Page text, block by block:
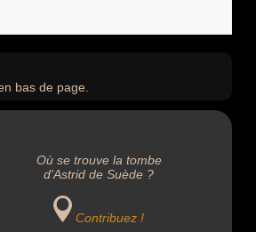
bas de page.
Où se trouve la tombe
d'Astrid de Suède ?
Contribuez !